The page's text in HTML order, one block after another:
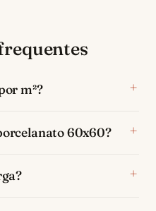
m²?
60x60?